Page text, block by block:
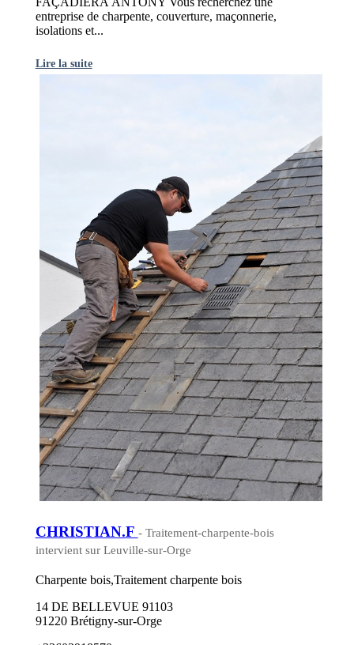
entreprise de charpente, couverture, maçonnerie,
isolations et...
Lire la suite
CHRISTIAN.F - Traitement-charpente-bois
intervient sur Leuville-sur-Orge
Charpente bois,Traitement charpente bois
14 DE BELLEVUE 91103
91220 Brétigny-sur-Orge